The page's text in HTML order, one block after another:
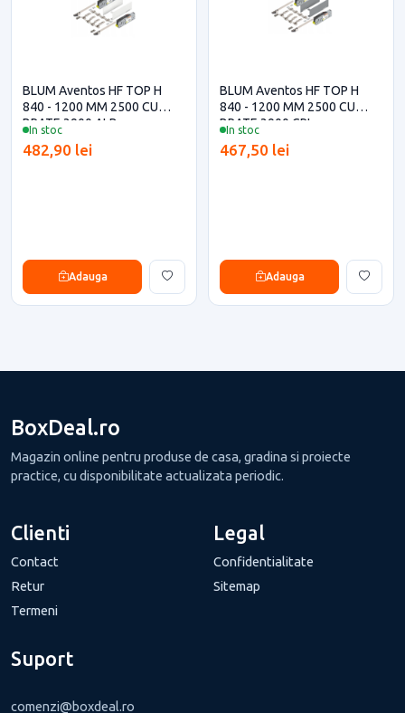
In stoc
BLUM Aventos HF TOP H
840 - 1200 MM 2500 CU
BRATE 3900 ALB
482,90 lei
Adauga
In stoc
BLUM Aventos HF TOP H
840 - 1200 MM 2500 CU
BRATE 3900 GRI
467,50 lei
Adauga
BoxDeal.ro
Magazin online pentru produse de casa, gradina si proiecte
practice, cu disponibilitate actualizata periodic.
Clienti
Contact
Retur
Termeni
Legal
Confidentialitate
Sitemap
Suport
comenzi@boxdeal.ro